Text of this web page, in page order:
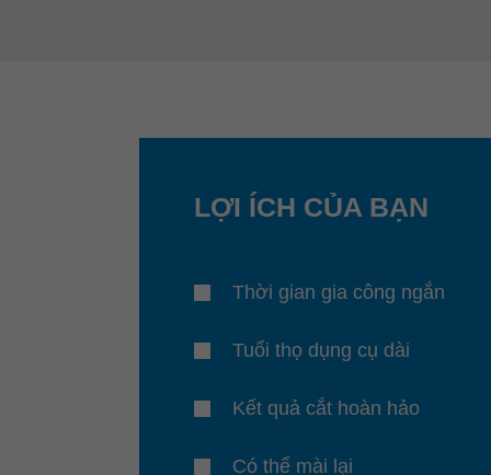
LỢI ÍCH CỦA BẠN
Thời gian gia công ngắn
Tuổi thọ dụng cụ dài
Kết quả cắt hoàn hảo
Có thể mài lại